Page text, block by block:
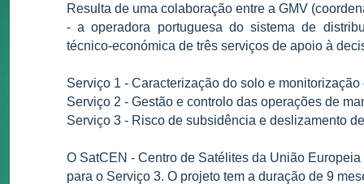
Resulta de uma colaboração entre a GMV
- a operadora portuguesa do sistema de
técnico-económica de três serviços de apoio à
Serviço 1 - Caracterização do solo e
Serviço 2 - Gestão e controlo das operações de
Serviço 3 - Risco de subsidência e deslizamento
O SatCEN - Centro de Satélites da União
para o Serviço 3. O projeto tem a duração de 9